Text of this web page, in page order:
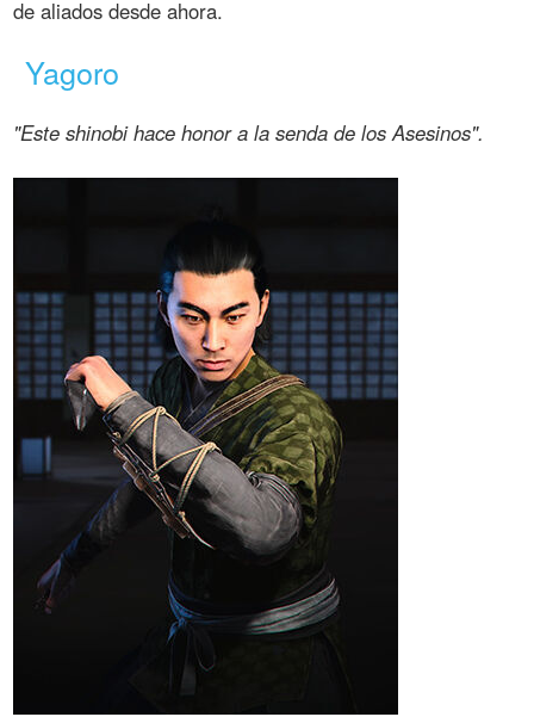
de aliados desde ahora.
Yagoro
"Este shinobi hace honor a la senda de los Asesinos".